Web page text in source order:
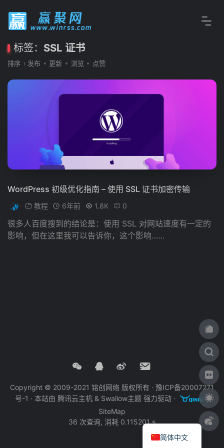
标签： SSL 证书
排序 发布 更新 浏览 点赞
WordPress 初级优化指南 – 使用 SSL 证书加密传输
教程 6年前 1.8K 0
很多人百度搜到的结论是：使用 SSL 对网站速度有一定的
影响，但在这里我可以告诉你，这个影响……
Copyright © 2009-2021 铭创网络 版权所有 · 豫ICP备20007271
号-1 · 本站由 腾讯云主机 & Swallow主题 强力驱动 ·
·
SiteMap
36 次查询, 消耗 0.115201 s
简体中文